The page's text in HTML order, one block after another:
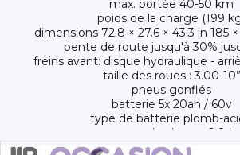
max. portée 40-50 km
poids de la charge (199
dimensions 72.8 × 27.6 × 43.3 in 185
pente de route jusqu'à 30%
freins avant: disque hydraulique -
taille des roues : 3.00-10”
pneus gonflés
batterie 5x 20ah / 60v
type de batterie plomb-
temps de charge 6-8 h
poids du scooter (99 kg)